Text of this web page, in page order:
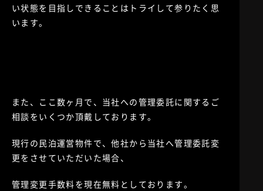
い状態を目指しできることはトライして参りたく思
います。
また、ここ数ヶ月で、当社への管理委託に関するご
相談をいくつか頂戴しております。
現行の民泊運営物件で、他社から当社へ管理委託変
更をさせていただいた場合、
管理変更手数料を現在無料としております。